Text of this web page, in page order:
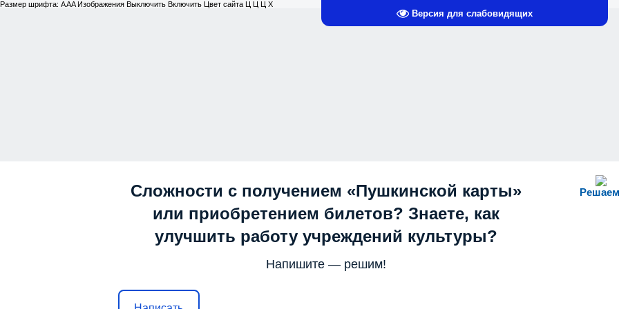
Версия для слабовидящих
Размер шрифта: AAAИзображения Выключить Включить Цвет сайта Ц Ц Ц Х
Сложности с получением «Пушкинской карты»
или приобретением билетов? Знаете, как
улучшить работу учреждений культуры?
Напишите — решим!